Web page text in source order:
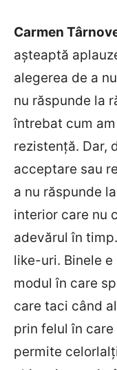
Carmen T
așteaptă
alegerea de a
nu răspunde la
întrebat cum
rezistenţă. Dar,
acceptare sau
a nu răspunde
interior care nu
adevărul în
like-uri. Binele
modul în care
care taci când
prin felul în
permite